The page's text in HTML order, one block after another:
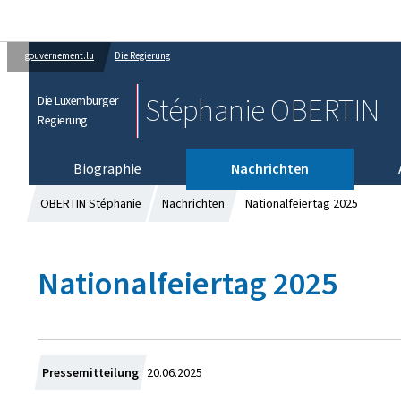
gouvernement.lu Die Regierung
Die Luxemburger
Regierung
Stéphanie OBERTIN
Biographie Nachrichten
OBERTIN Stéphanie Nachrichten Nationalfeiertag 2025
Nationalfeiertag 2025
Pressemitteilung Z
20.06.2025